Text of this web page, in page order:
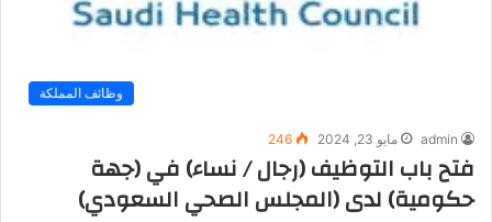
وظائف المملكة
admin مايو 23, 2024 246
فتح باب التوظيف (رجال / نساء) في (جهة
حكومية) لدى (المجلس الصحي السعودي)